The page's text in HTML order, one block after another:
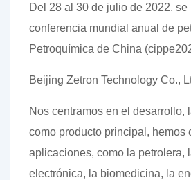
Del 28 al 30 de julio de 2022,
conferencia mundial anual de
Petroquímica de China
Beijing Zetron Technology Co.,
Nos centramos en el
como producto principal,
aplicaciones, como la petrolera,
electrónica, la biomedicina, la